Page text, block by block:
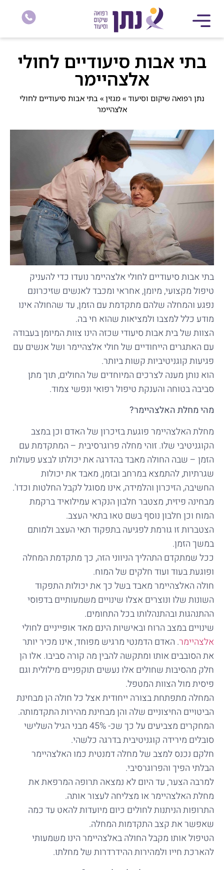
בתי אבות סיעודיים לחולי
אלצהיימר
נתן רפואה שיקום וסיעוד » מגזין » בתי אבות סיעודיים לחולי
אלצהיימר
בתי אבות סיעודיים לחולי אלצהיימר נועדו כדי להעניק
טיפול מקצועי, מיומן, אחראי ומכבד לאנשים שזיכרונם
נפגע והמחלה שלהם מתקדמת עם הזמן, עד שהחולה אינו
מודע כלל למצבו ולמציאות שהוא חי בה.
הצוות של בית אבות סיעודי שכזה הינו צוות המיומן בעבודה
עם האתגרים הייחודיים של חולי אלצהיימר ושל אנשים עם
פגיעות קוגניטיביות קשות ביותר.
הוא נותן מענה לצרכים המיוחדים של החולים, תוך מתן
סביבה בטוחה והענקת טיפול רפואי ונפשי צמוד.
מהי מחלת האלצהיימר?
מחלת האלצהיימר פוגעת בזיכרון של האדם וכן במצב
הקוגניטיבי שלו. זוהי מחלה פרוגרסיבית – המתקדמת עם
הזמן – שבה החולה מאבד בהדרגה את יכולתו לבצע פעולות
שגרתיות, להתמצא במרחב ובזמן, מאבד את יכולות
החשיבה, הזיכרון והלמידה, אינו מסוגל לקבל החלטות וכדו'.
מבחינה פיזית, מצטבר חלבון הנקרא עמילואיד ברקמת
המוח וכן חלבון נוסף בשם טאו בתאי העצב.
הצטברות זו גורמת לפגיעה בתפקוד תאי העצב ולמותם
במשך הזמן.
ככל שמתקדם התהליך הניווני הזה, כך מתקדמת המחלה
ופוגעת בעוד ועוד חלקים של המוח.
חולה האלצהיימר מאבד בשל כך את יכולות התפקוד
השונות שלו ונוצרים אצלו שינויים משמעותיים בדפוסי
ההתנהגות ובהתנהלותו בכל התחומים.
שינויים במצב הרוח ובאישיות הינם מאד אופייניים לחולי
אלצהיימר. האדם הדמנטי מרגיש מפוחד, אינו מכיר יותר
את הסובבים אותו ומתקשה להבין מה קורה סביבו. אלו הן
חלק מהסיבות שחולים אלו נעשים תוקפניים מילולית וגם
פיסית מול הצוות המטפל.
המחלה מתפתחת בצורה ייחודית אצל כל חולה הן מבחינת
הביטויים החיצוניים שלה והן מבחינת מהירות התקדמותה.
המחקרים מצביעים על כך שכ- 45% מבני הגיל השלישי
סובלים מירידה קוגניטיבית בדרגה כלשהי.
חלקם נכנס למצב של מחלה דמנטית כמו האלצהיימר
הבלתי הפיך והפרוגרסיבי.
למרבה הצער, עד היום לא נמצאה תרופה המרפאת את
מחלת האלצהיימר או מצליחה לעצור אותה.
התרופות הניתנות לחולים כיום מיועדות להאט עד כמה
שאפשר את קצב התקדמות המחלה.
הטיפול אותו מקבל החולה באלצהיימר הינו משמעותי
להארכת חייו ולמהירות ההידרדרות של מחלתו.